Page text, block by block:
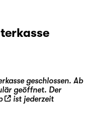
geschlossen. Ab
geöffnet. Der
ist jederzeit